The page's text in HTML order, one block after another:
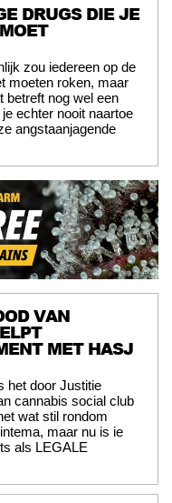
DRUGS DIE JE
zou iedereen op de
moeten roken, maar
betreft nog wel een
echter nooit naartoe
angstaanjagende
VAN
MET HASJ
het door Justitie
cannabis social club
wat stil rondom
maar nu is ie
als LEGALE